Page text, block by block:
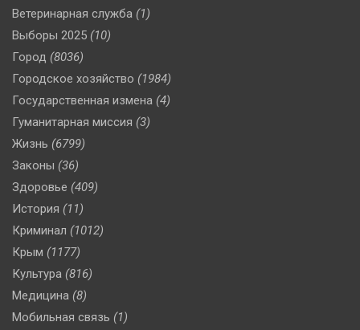
Ветеринарная служба (1)
Выборы 2025 (10)
Город (8036)
Городское хозяйство (1984)
Государственная измена (4)
Гуманитарная миссия (3)
Жизнь (6799)
Законы (36)
Здоровье (409)
История (11)
Криминал (1012)
Крым (1177)
Культура (816)
Медицина (8)
Мобильная связь (1)